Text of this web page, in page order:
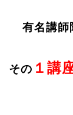
有名講師
その １講